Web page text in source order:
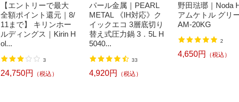
【エントリーで最大
全額ポイント還元｜8/
11まで】 キリンホー
ルディングス｜Kirin H
ol...
3
24,750円 （税込）
パール金属｜PEARL
METAL 《IH対応》ク
イックエコ 3層底切り
替え式圧力鍋 3．5L H
5040...
33
4,920円 （税込）
野田琺瑯｜Noda
アムケトル グリ
AM-20KG
2
4,650円 （税込）